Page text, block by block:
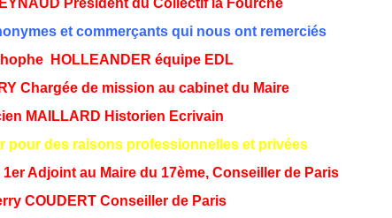
Président du Collectif la Fourche
et commerçants qui nous ont remerciés
HOLLEANDER équipe EDL
Chargée de mission au cabinet du Maire
MAILLARD Historien Ecrivain
pour des raisons professionnelles et privées
Adjoint au Maire du 17ème, Conseiller de Paris
COUDERT Conseiller de Paris